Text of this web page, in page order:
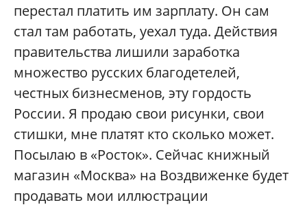
перестал платить им зарплату. Он сам
стал там работать, уехал туда. Действия
правительства лишили заработка
множество русских благодетелей,
честных бизнесменов, эту гордость
России. Я продаю свои рисунки, свои
стишки, мне платят кто сколько может.
Посылаю в «Росток». Сейчас книжный
магазин «Москва» на Воздвиженке будет
продавать мои иллюстрации